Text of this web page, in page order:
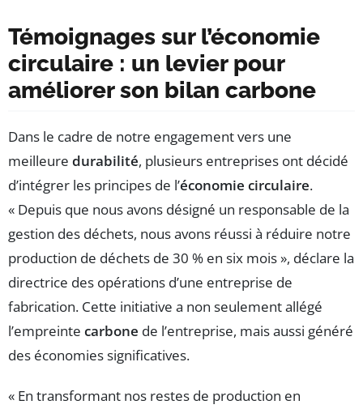
Témoignages sur l’économie
circulaire : un levier pour
améliorer son bilan carbone
Dans le cadre de notre engagement vers une
meilleure durabilité, plusieurs entreprises ont décidé
d’intégrer les principes de l’économie circulaire.
« Depuis que nous avons désigné un responsable de la
gestion des déchets, nous avons réussi à réduire notre
production de déchets de 30 % en six mois », déclare la
directrice des opérations d’une entreprise de
fabrication. Cette initiative a non seulement allégé
l’empreinte carbone de l’entreprise, mais aussi généré
des économies significatives.
« En transformant nos restes de production en